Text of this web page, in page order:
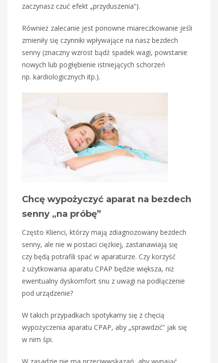
zaczynasz czuć efekt „przyduszenia”).
Również zalecanie jest ponowne miareczkowanie jeśli
zmieniły się czynniki wpływające na nasz bezdech
senny (znaczny wzrost bądź spadek wagi, powstanie
nowych lub pogłębienie istniejących schorzeń
np. kardiologicznych itp.).
Chcę wypożyczyć aparat na bezdech
senny „na próbę”
Często Klienci, którzy mają zdiagnozowany bezdech
senny, ale nie w postaci ciężkiej, zastanawiają się
czy będą potrafili spać w aparaturze. Czy korzyść
z użytkowania aparatu CPAP będzie większa, niż
ewentualny dyskomfort snu z uwagi na podłączenie
pod urządzenie?
W takich przypadkach spotykamy się z chęcią
wypożyczenia aparatu CPAP, aby „sprawdzić” jak się
w nim śpi.
W zasadzie nie ma przeciwwskazań, aby wynająć